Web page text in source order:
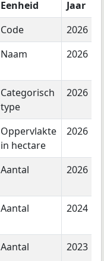
Eenheid
Jaar
Code
2026
Naam 2026
Categorisch
type
2026
Oppervlakte
in hectare
2026
Aantal 2026
Aantal 2024
Aantal 2023